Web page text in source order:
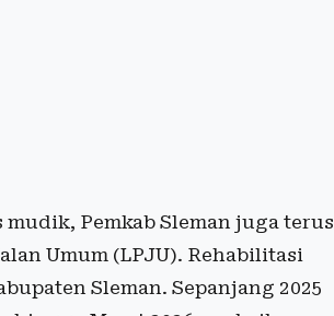
Pemkab Sleman juga terus
Umum (LPJU). Rehabilitasi
Sleman. Sepanjang 2025